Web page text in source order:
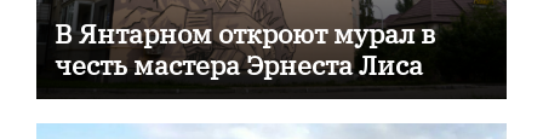
В Янтарном откроют мурал в
честь мастера Эрнеста Лиса